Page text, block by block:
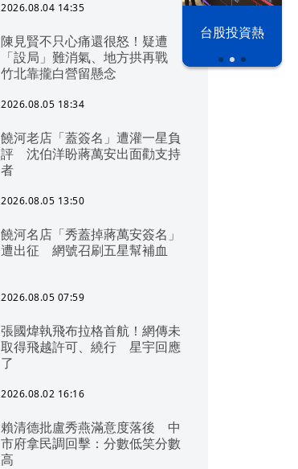
漢光42演習 台股投資熱
2026.08.04 14:35
陳見賢不只心痛還很怒！疑遭
「設局」難消氣、地方拱再戰
竹北靠攏白營留懸念
2026.08.05 18:34
饒河老店「蓋簽名」遭灌一星負
評 沈伯洋盼蔣萬安出面勸支持
者
2026.08.05 13:50
饒河名店「秀蓋掉蔣萬安簽名」
遭出征 網號召刷五星幫補血
2026.08.05 07:59
張國煒執飛布拉格首航！網傳未
取得飛越許可、繞行 星宇回應
了
2026.08.02 16:16
賴清德批盧秀燕滿意度落後 中
市府拿民調回擊：分數低笑分數
高